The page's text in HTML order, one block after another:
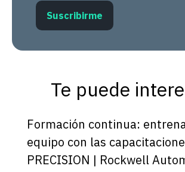
Te puede
Formación continua:
equipo con las
PRECISION | Rockwell